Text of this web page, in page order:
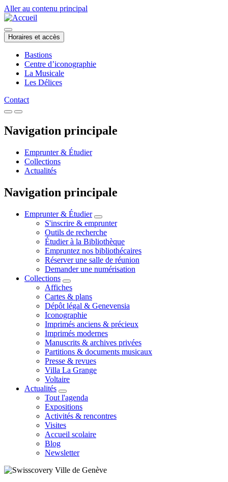
Aller au contenu principal
Horaires et accès
Bastions
Centre d’iconographie
La Musicale
Les Délices
Contact
Navigation principale
Emprunter & Étudier
Collections
Actualités
Navigation principale
Emprunter & Étudier
S'inscrire & emprunter
Outils de recherche
Étudier à la Bibliothèque
Empruntez nos bibliothécaires
Réserver une salle de réunion
Demander une numérisation
Collections
Affiches
Cartes & plans
Dépôt légal & Genevensia
Iconographie
Imprimés anciens & précieux
Imprimés modernes
Manuscrits & archives privées
Partitions & documents musicaux
Presse & revues
Villa La Grange
Voltaire
Actualités
Tout l'agenda
Expositions
Activités & rencontres
Visites
Accueil scolaire
Blog
Newsletter